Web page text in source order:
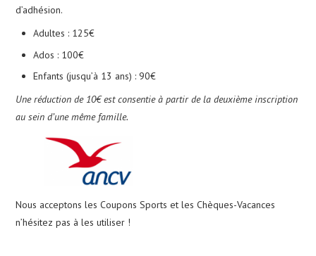
d’adhésion.
Adultes : 125€
Ados : 100€
Enfants (jusqu’à 13 ans) : 90€
Une réduction de 10€ est consentie à partir de la deuxième inscription
au sein d’une même famille.
Nous acceptons les Coupons Sports et les Chèques-Vacances
n’hésitez pas à les utiliser !